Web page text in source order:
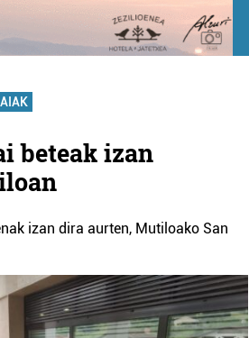
beteak izan
izan dira aurten, Mutiloako San